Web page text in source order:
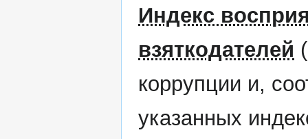
Индекс
взяткодателей
коррупции и,
указанных